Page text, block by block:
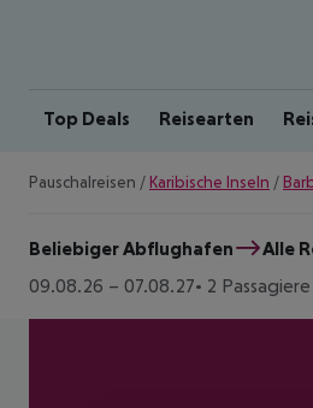
Top Deals Reisearten
Pauschalreisen / Karibische Inseln /
Beliebiger Abflughafen
Alle
09.08.26 – 07.08.27 2 Passagiere